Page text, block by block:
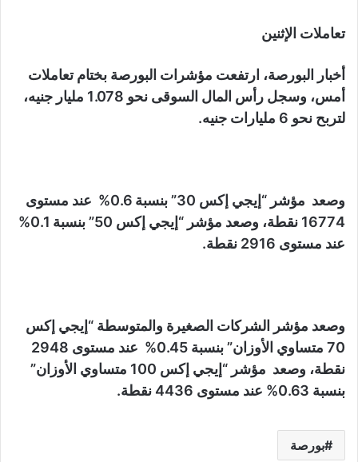
تعاملات الإثنين
أخبار البورصة، ارتفعت مؤشرات البورصة بختام تعاملات
أمس، وسجل رأس المال السوقى نحو 1.078 مليار جنيه،
لتربح نحو 6 مليارات جنيه.
وصعد مؤشر “إيجي إكس 30” بنسبة 0.6% عند مستوى
16774 نقطة، وصعد مؤشر “إيجي إكس 50” بنسبة 0.1%
عند مستوى 2916 نقطة.
وصعد مؤشر الشركات الصغيرة والمتوسطة “إيجي إكس
70 متساوي الأوزان” بنسبة 0.45% عند مستوى 2948
نقطة، وصعد مؤشر “إيجي إكس 100 متساوي الأوزان”
بنسبة 0.63% عند مستوى 4436 نقطة.
بورصة